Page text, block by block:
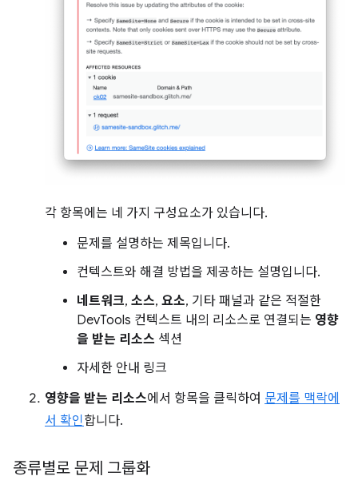
각 항목에는 네 가지 구성요소가 있습니다.
문제를 설명하는 제목입니다.
컨텍스트와 해결 방법을 제공하는 설명입니다.
네트워크, 소스, 요소, 기타 패널과 같은 적절한
DevTools 컨텍스트 내의 리소스로 연결되는 영향
을 받는 리소스 섹션
자세한 안내 링크
영향을 받는 리소스에서 항목을 클릭하여 문제를 맥락에
서 확인합니다.
종류별로 문제 그룹화